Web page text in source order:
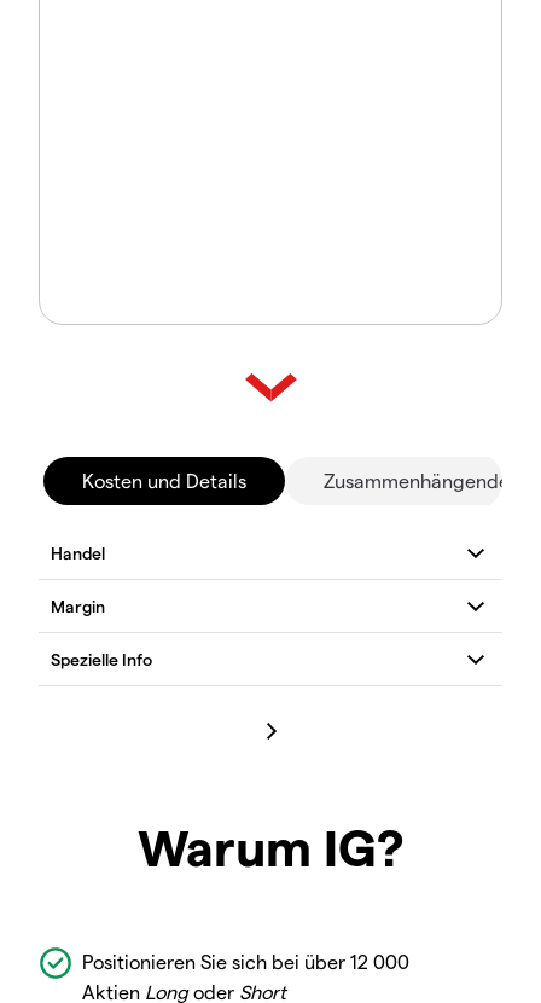
Kosten und Details Zusammenhängende
Warum IG?
Positionieren Sie sich bei über 12 000
Aktien Longoder Short